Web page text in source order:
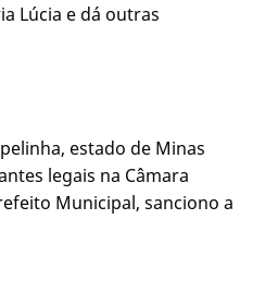
Lúcia e dá outras
estado de Minas
legais na Câmara
Municipal, sanciono a